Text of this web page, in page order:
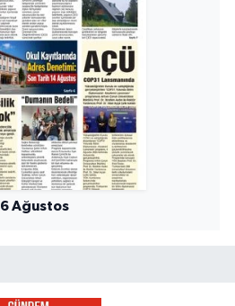
6 Ağustos